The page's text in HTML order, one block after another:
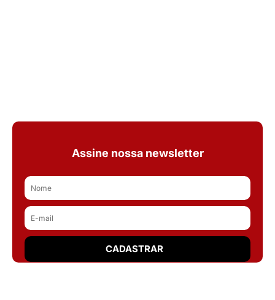
Assine nossa newsletter